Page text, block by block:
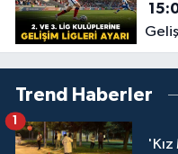
Trend Haberler
1